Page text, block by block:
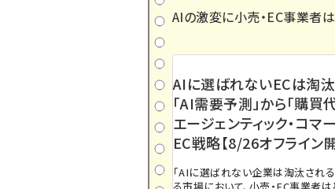
AIの激変に小売・EC事業者
AIに選ばれないECは淘汰
「AI需要予測」から「購買
エージェンティック・コマ
EC戦略【8/26オフライン
「AIに選ばれない企業は淘汰される
る市場において、小売・EC事業者